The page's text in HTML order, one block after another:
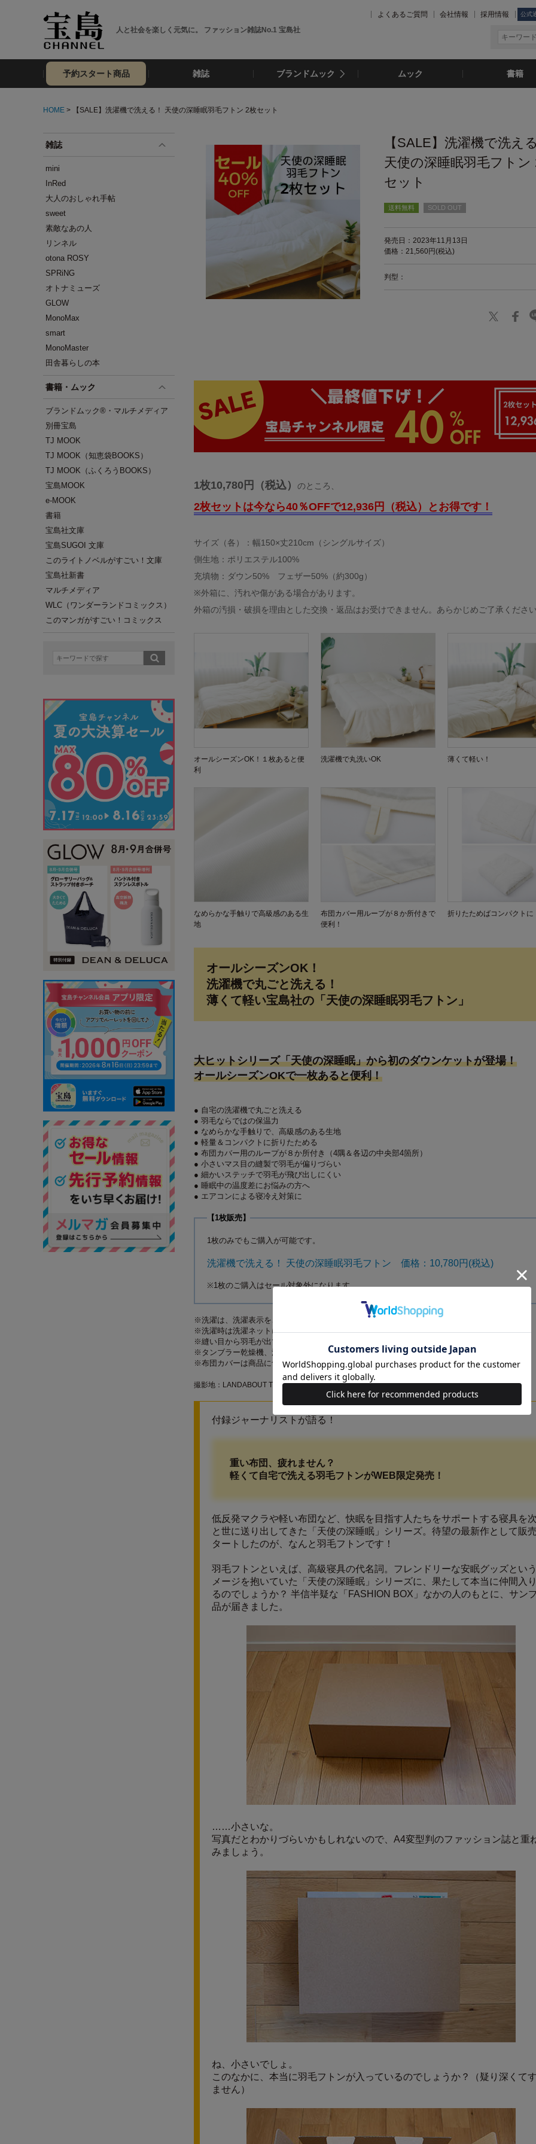
人と社会を楽しく元気に。 ファッション雑誌No.1 宝島社
よくあるご質問 会社情報 採用情報 公式
予約スタート商品 雑誌 ブランドムック ムック 書籍
HOME > 【SALE】洗濯機で洗える！ 天使の深睡眠羽毛フトン 2枚セット
雑誌
mini
InRed
大人のおしゃれ手帖
sweet
素敵なあの人
リンネル
otona ROSY
SPRiNG
オトナミューズ
GLOW
MonoMax
smart
MonoMaster
田舎暮らしの本
書籍・ムック
ブランドムック®・マルチメディア
別冊宝島
TJ MOOK
TJ MOOK（知恵袋BOOKS）
TJ MOOK（ふくろうBOOKS）
宝島MOOK
e-MOOK
書籍
宝島社文庫
宝島SUGOI 文庫
このライトノベルがすごい！文庫
宝島社新書
マルチメディア
WLC（ワンダーランドコミックス）
このマンガがすごい！コミックス
【SALE】洗濯機で洗え
天使の深睡眠羽毛フトン
セット
送料無料 SOLD OUT
発売日：2023年11月13日
価格：21,560円(税込)
判型：
1枚10,780円（税込） のところ、
2枚セットは今なら40％OFFで12,936円（税込）とお得です！
サイズ（各）：幅150×丈210cm（シングルサイズ）
側生地：ポリエステル100%
充填物：ダウン50% フェザー50%（約300g）
※外箱に、汚れや傷がある場合があります。
外箱の汚損・破損を理由とした交換・返品はお受けできません。あらかじめご了承くださ
オールシーズンOK！１枚あると便
利
洗濯機で丸洗いOK 薄くて軽い！
なめらかな手触りで高級感のある生
地
布団カバー用ループが８か所付きで
便利！
折りたためばコンパクトに
オールシーズンOK！
洗濯機で丸ごと洗える！
薄くて軽い宝島社の「天使の深睡眠羽毛フトン」
大ヒットシリーズ「天使の深睡眠」から初のダウンケットが登場！
オールシーズンOKで一枚あると便利！
● 自宅の洗濯機で丸ごと洗える
● 羽毛ならではの保温力
● なめらかな手触りで、高級感のある生地
● 軽量＆コンパクトに折りたためる
● 布団カバー用のループが８か所付き（4隅＆各辺の中央部4箇所）
● 小さいマス目の縫製で羽毛が偏りづらい
● 細かいステッチで羽毛が飛び出しにくい
● 睡眠中の温度差にお悩みの方へ
● エアコンによる寝冷え対策に
【1枚販売】
1枚のみでもご購入が可能です。
洗濯機で洗える！ 天使の深睡眠羽毛フトン 価格：10,780円(税込)
※1枚のご購入はセール対象外になります
※洗濯は、洗濯表示をご確認のうえお願いします
※洗濯時は洗濯ネットに入れ、中性洗剤を使用してください
※縫い目から羽毛が出てくることがありますが、少量の場合は問題ありません
※タンブラー乾燥機、漂白剤、アイロンのご使用はお控えください
※布団カバーは商品に含まれません
撮影地：LANDABOUT TOKYO
付録ジャーナリストが語る！
重い布団、疲れません？
軽くて自宅で洗える羽毛フトンがWEB限定発売！
低反発マクラや軽い布団など、快眠を目指す人たちをサポートする寝具を
と世に送り出してきた「天使の深睡眠」シリーズ。待望の最新作として販
タートしたのが、なんと羽毛フトンです！
羽毛フトンといえば、高級寝具の代名詞。フレンドリーな安眠グッズとい
メージを抱いていた「天使の深睡眠」シリーズに、果たして本当に仲間入
るのでしょうか？ 半信半疑な「FASHION BOX」なかの人のもとに、サン
品が届きました。
……小さいな。
写真だとわかりづらいかもしれないので、A4変型判のファッション誌と重
みましょう。
ね、小さいでしょ。
このなかに、本当に羽毛フトンが入っているのでしょうか？（疑り深くて
ません）